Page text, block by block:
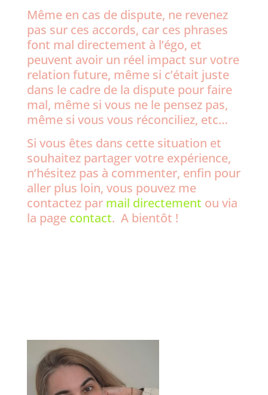
Même en cas de dispute, ne revenez
pas sur ces accords, car ces phrases
font mal directement à l’égo, et
peuvent avoir un réel impact sur votre
relation future, même si c’était juste
dans le cadre de la dispute pour faire
mal, même si vous ne le pensez pas,
même si vous vous réconciliez, etc…
Si vous êtes dans cette situation et
souhaitez partager votre expérience,
n’hésitez pas à commenter, enfin pour
aller plus loin, vous pouvez me
contactez par mail directement ou via
la page contact. A bientôt !